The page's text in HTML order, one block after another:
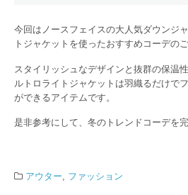
今回はノースフェイスの大人気ダウンジ
トジャケットを使ったおすすめコーデの
スタイリッシュなデザインと抜群の保温
ルトロライトジャケットは羽織るだけで
ができるアイテムです。
是非参考にして、冬のトレンドコーデを
アウター ファッション